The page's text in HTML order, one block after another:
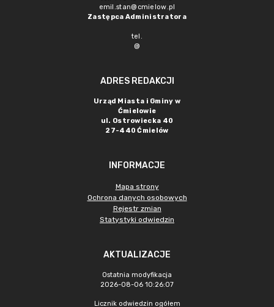
emil.stan@cmielow.pl
Zastępca Administratora
tel.
@
ADRES REDAKCJI
Urząd Miasta i Gminy w
Ćmielowie
ul. Ostrowiecka 40
27-440 Ćmielów
INFORMACJE
Mapa strony
Ochrona danych osobowych
Rejestr zmian
Statystyki odwiedzin
AKTUALIZACJE
Ostatnia modyfikacja
2026-08-06 10:26:07
Licznik odwiedzin ogółem